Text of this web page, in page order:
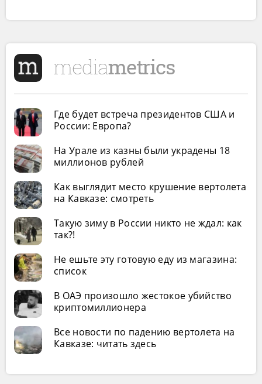
Где будет встреча президентов США и
России: Европа?
На Урале из казны были украдены 18
миллионов рублей
Как выглядит место крушение вертолета
на Кавказе: смотреть
Такую зиму в России никто не ждал: как
так?!
Не ешьте эту готовую еду из магазина:
список
В ОАЭ произошло жестокое убийство
криптомиллионера
Все новости по падению вертолета на
Кавказе: читать здесь